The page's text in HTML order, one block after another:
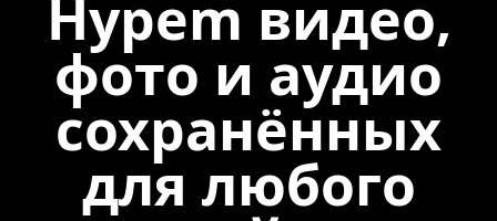
Hypem видео,
фото и аудио
сохранённых
для любого